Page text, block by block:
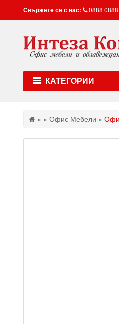
Свържете се с нас: 0888 0888
КАТЕГОРИИ
» »Офис Мебели »